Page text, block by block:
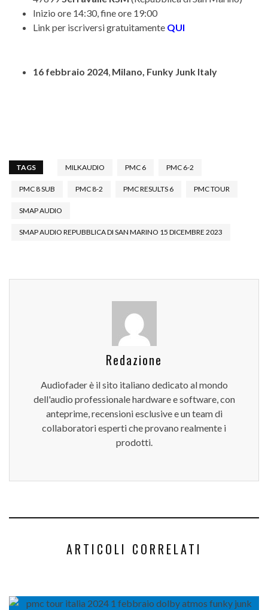
Inizio ore 14:30, fine ore 19:00
Link per iscriversi gratuitamente QUI
16 febbraio 2024 Milano, Funky Junk Italy
TAGS MILKAUDIO PMC 6 PMC 6-2
PMC 8 SUB PMC 8-2 PMC RESULTS 6 PMC TOUR
SMAP AUDIO
SMAP AUDIO REPUBBLICA DI SAN MARINO 15 DICEMBRE 2023
Redazione
Audiofader è il sito italiano dedicato al mondo
dell'audio professionale hardware e software, con
anteprime, recensioni esclusive e un team di
collaboratori esperti che provano realmente i
prodotti.
ARTICOLI CORRELATI